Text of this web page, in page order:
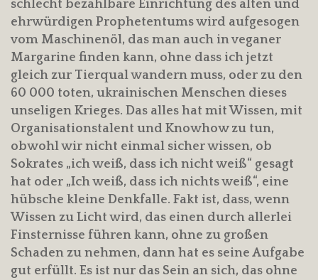
schlecht bezahlbare Einrichtung des alten und
ehrwürdigen Prophetentums wird aufgesogen
vom Maschinenöl, das man auch in veganer
Margarine finden kann, ohne dass ich jetzt
gleich zur Tierqual wandern muss, oder zu den
60 000 toten, ukrainischen Menschen dieses
unseligen Krieges. Das alles hat mit Wissen, mit
Organisationstalent und Knowhow zu tun,
obwohl wir nicht einmal sicher wissen, ob
Sokrates „ich weiß, dass ich nicht weiß“ gesagt
hat oder „Ich weiß, dass ich nichts weiß“, eine
hübsche kleine Denkfalle. Fakt ist, dass, wenn
Wissen zu Licht wird, das einen durch allerlei
Finsternisse führen kann, ohne zu großen
Schaden zu nehmen, dann hat es seine Aufgabe
gut erfüllt. Es ist nur das Sein an sich, das ohne